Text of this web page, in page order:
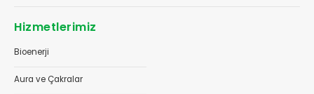
Hizmetlerimiz
Bioenerji
Aura ve Çakralar